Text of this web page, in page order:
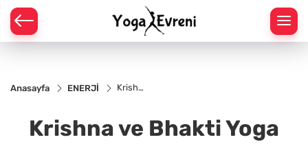
POZLARI
Anasayfa ENERJİ
Krishna
Krishna ve Bhakti Yoga